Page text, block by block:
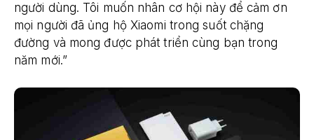
người dùng. Tôi muốn nhân cơ hội này để cảm ơn
mọi người đã ủng hộ Xiaomi trong suốt chặng
đường và mong được phát triển cùng bạn trong
năm mới.”